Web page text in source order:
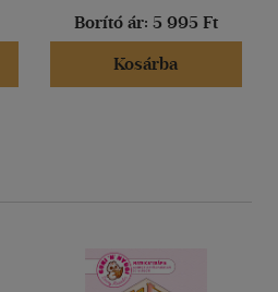
Borító ár: 5 995 Ft
Kosárba